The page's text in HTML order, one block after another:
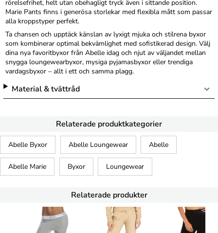
rörelsefrihet, helt utan obehagligt tryck även i sittande position.
Marie Pants finns i generösa storlekar med flexibla mått som passar
alla kroppstyper perfekt.
Ta chansen och upptäck känslan av lyxigt mjuka och stilrena byxor
som kombinerar optimal bekvämlighet med sofistikerad design. Välj
dina nya favoritbyxor från Abelle idag och njut av väljandet mellan
snygga loungewearbyxor, mysiga pyjamasbyxor eller trendiga
vardagsbyxor – allt i ett och samma plagg.
Material & tvättråd
Relaterade produktkategorier
Abelle Byxor Abelle Loungewear Abelle
Abelle Marie Byxor Loungewear
Relaterade produkter